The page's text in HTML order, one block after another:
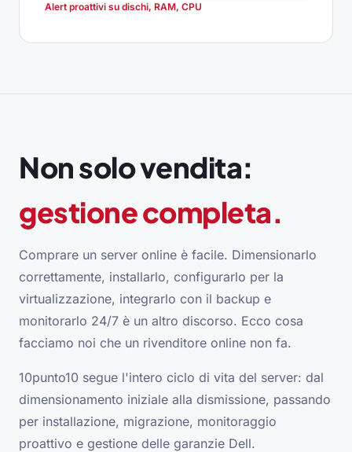
Alert proattivi su dischi, RAM, CPU
Non solo vendita:
gestione completa.
Comprare un server online è facile. Dimensionarlo
correttamente, installarlo, configurarlo per la
virtualizzazione, integrarlo con il backup e
monitorarlo 24/7 è un altro discorso. Ecco cosa
facciamo noi che un rivenditore online non fa.
10punto10 segue l'intero ciclo di vita del server: dal
dimensionamento iniziale alla dismissione, passando
per installazione, migrazione, monitoraggio
proattivo e gestione delle garanzie Dell.